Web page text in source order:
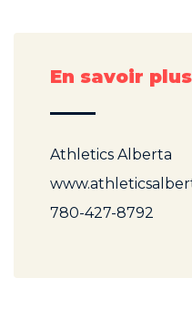
En savoir plus
Athletics Alberta
780-427-8792